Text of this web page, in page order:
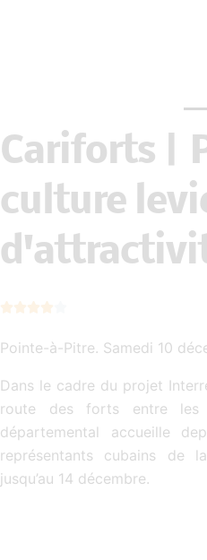
Cariforts |
culture

t
4
s
u
r
5
Pointe-à-Pitre. Samedi 10
Dans le cadre du projet
route des forts entre
départemental accueille
représentants cubains de
jusqu’au 14 décembre.